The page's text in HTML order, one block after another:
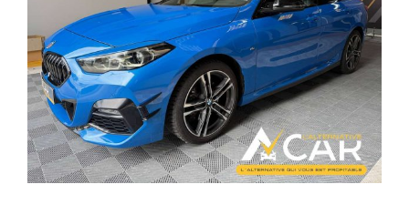
Business
Line
–
GARANTIE
12M